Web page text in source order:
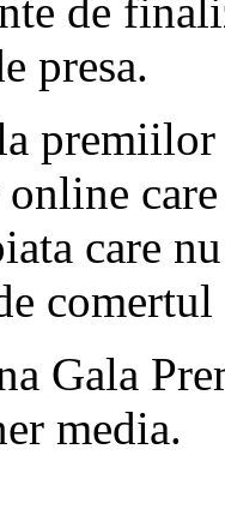
de
presa.
premiilor
care
Gala
media.